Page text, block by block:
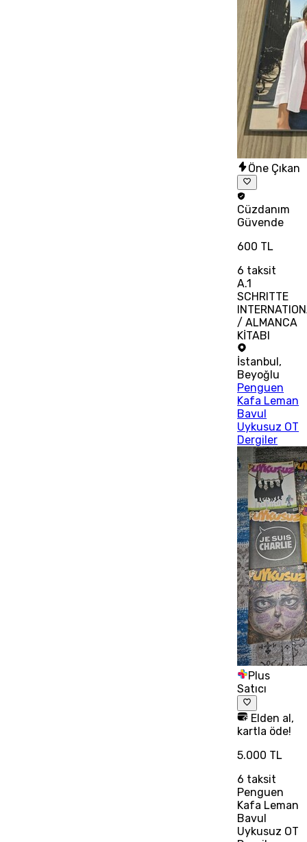
Öne Çıkan
Cüzdanım
Güvende
600 TL
6 taksit
A.1
SCHRITTE
/ ALMANCA
KİTABI
İstanbul ,
Beyoğlu
Penguen
Kafa Leman
Bavul
Uykusuz OT
Dergiler
Plus
Satıcı
Elden al,
kartla öde!
5.000 TL
6 taksit
Penguen
Kafa Leman
Bavul
Uykusuz OT